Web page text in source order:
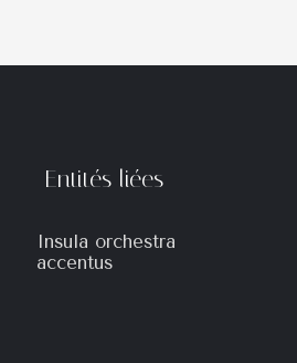
Entités liées
Insula orchestra
accentus